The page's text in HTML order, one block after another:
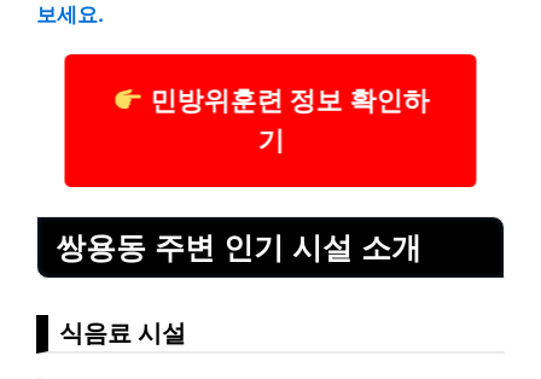
보세요.
민방위훈련 정보 확인하
기
쌍용동 주변 인기 시설 소개
식음료 시설